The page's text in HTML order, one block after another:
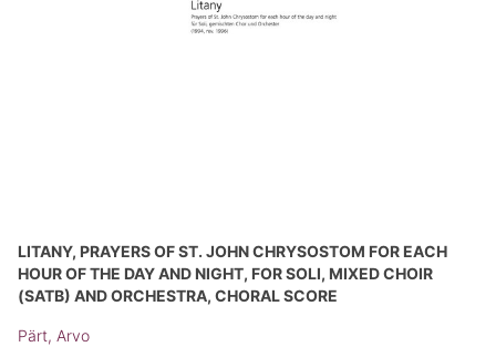
LITANY, PRAYERS OF ST. JOHN CHRYSOSTOM FOR EACH
HOUR OF THE DAY AND NIGHT, FOR SOLI, MIXED CHOIR
(SATB) AND ORCHESTRA, CHORAL SCORE
Pärt, Arvo